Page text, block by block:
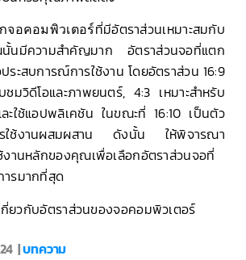
จอคอมพิวเตอร์ที่มีอัตราส่วนเหมาะสมกับ
นั้นมีความสำคัญมาก อัตราส่วนจอที่แตก
ะสบการณ์การใช้งาน โดยอัตราส่วน 16:9
ชมวิดีโอและภาพยนตร์, 4:3 เหมาะสำหรับ
ะใช้แอปพลิเคชัน ในขณะที่ 16:10 เป็นตัว
รใช้งานผสมผสาน ดังนั้น ให้พิจารณา
งานหลักของคุณเพื่อเลือกอัตราส่วนจอที่
รมากที่สุด
กี่ยวกับอัตราส่วนของจอคอมพิวเตอร์
|บทความ